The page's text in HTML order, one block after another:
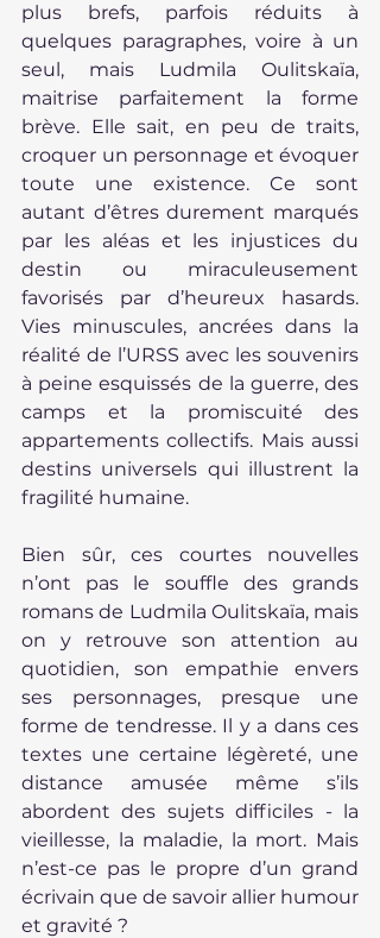
plus brefs, parfois réduits à
quelques paragraphes, voire à un
seul, mais Ludmila Oulitskaïa,
maitrise parfaitement la forme
brève. Elle sait, en peu de traits,
croquer un personnage et évoquer
toute une existence. Ce sont
autant d’êtres durement marqués
par les aléas et les injustices du
destin ou miraculeusement
favorisés par d’heureux hasards.
Vies minuscules, ancrées dans la
réalité de l’URSS avec les souvenirs
à peine esquissés de la guerre, des
camps et la promiscuité des
appartements collectifs. Mais aussi
destins universels qui illustrent la
fragilité humaine.
Bien sûr, ces courtes nouvelles
n’ont pas le souffle des grands
romans de Ludmila Oulitskaïa, mais
on y retrouve son attention au
quotidien, son empathie envers
ses personnages, presque une
forme de tendresse. Il y a dans ces
textes une certaine légèreté, une
distance amusée même s’ils
abordent des sujets difficiles - la
vieillesse, la maladie, la mort. Mais
n’est-ce pas le propre d’un grand
écrivain que de savoir allier humour
et gravité ?